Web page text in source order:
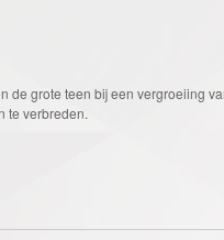
de grote teen bij een vergroeiing
te verbreden.